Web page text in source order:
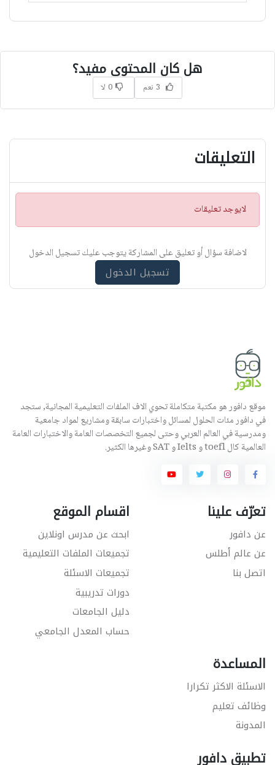
هل كان المحتوى مفيد؟
3 نعم 0 لا
التعليقات
ت
ن
ي
لايوجد تعليقات
لاضافة سؤال أو تعليق على المشاركة يتوجب عليك تسجيل الدخول
تسجيل الدخول
موقع دافور هو مكتبة متكاملة تحوي الاف الملفات التعليمية المجانية, ستجد
في دافور مئات الحلول لمسائل واختبارات سابقة ومشاريع لمواد جامعية
ومدرسية في العالم العربي وحتى لجميع التخصصات العامة والاختبارات العامة
العالمية كال toefl و Ielts و SAT وغيرها الكثير.
تعرّف علينا
عن دافور
عن عالم أطلس
اتصل بنا
اقسام الموقع
ابحث عن مدرس اونلاين
تجميعات الملفات التعليمية
تجميعات الاسئلة
دورات تدريبية
دليل الجامعات
حساب المعدل الجامعي
المساعدة
الاسئلة الاكثر تكرارا
وظائف تعليم
المدونة
تطبيق دافور